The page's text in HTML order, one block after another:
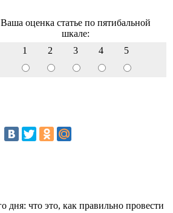
Ваша оценка статье по пятибальной
шкале:
1
2 3 4 5